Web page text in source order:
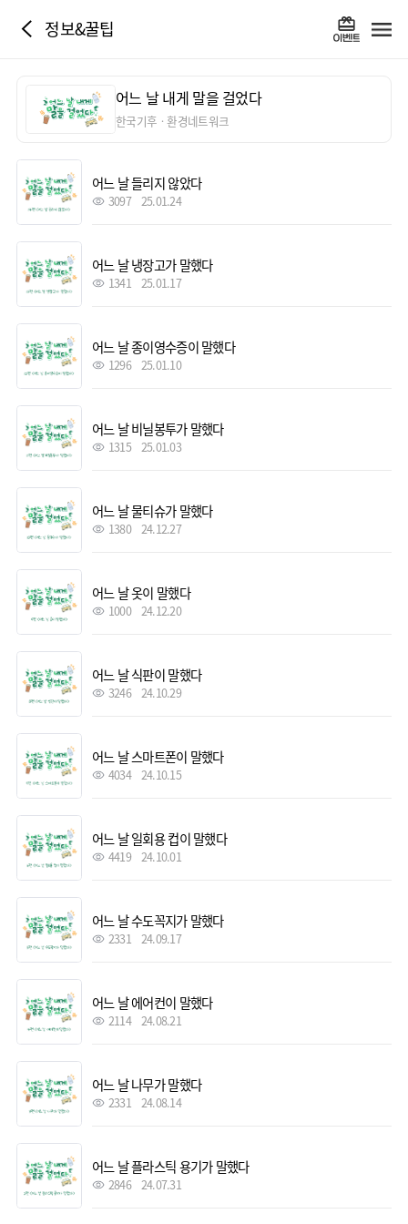
정보&꿀팁
어느 날 내게 말을 걸었다
한국기후ㆍ환경네트워크
어느 날 들리지 않았다
3097 25.01.24
어느 날 냉장고가 말했다
1341 25.01.17
어느 날 종이영수증이 말했다
1296 25.01.10
어느 날 비닐봉투가 말했다
1315 25.01.03
어느 날 물티슈가 말했다
1380 24.12.27
어느 날 옷이 말했다
1000 24.12.20
어느 날 식판이 말했다
3246 24.10.29
어느 날 스마트폰이 말했다
4034 24.10.15
어느 날 일회용 컵이 말했다
4419 24.10.01
어느 날 수도꼭지가 말했다
2331 24.09.17
어느 날 에어컨이 말했다
2114 24.08.21
어느 날 나무가 말했다
2331 24.08.14
어느 날 플라스틱 용기가 말했다
2846 24.07.31